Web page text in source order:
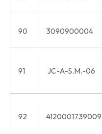
90 3090900004
91 JC-A-S.M.-06
92 4120001739009